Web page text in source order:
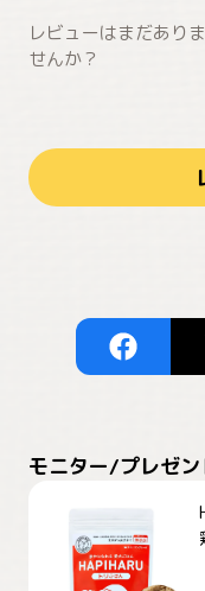
レビューはまだあり
せんか？
モニター/プレゼ